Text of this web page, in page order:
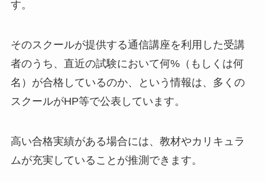
す。
そのスクールが提供する通信講座を利用した受講
者のうち、直近の試験において何%（もしくは何
名）が合格しているのか、という情報は、多くの
スクールがHP等で公表しています。
高い合格実績がある場合には、教材やカリキュラ
ムが充実していることが推測できます。